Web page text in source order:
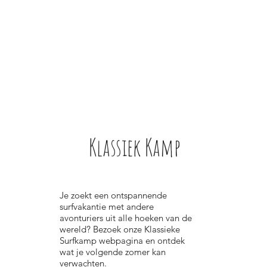
Klassiek Kamp
Je zoekt een ontspannende
surfvakantie met andere
avonturiers uit alle hoeken van de
wereld? Bezoek onze Klassieke
Surfkamp webpagina en ontdek
wat je volgende zomer kan
verwachten.